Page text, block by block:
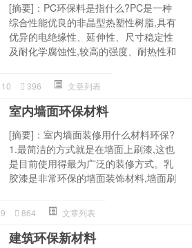
[摘要]：PC环保料是指什么?PC是一种
综合性能优良的非晶型热塑性树脂,具有
优异的电绝缘性、延伸性、尺寸稳定性
及耐化学腐蚀性,较高的强度、耐热性和
10 396 文章列表
室内墙面环保材料
[摘要]：室内墙面装修用什么材料环保?
1.最简洁的方式就是在墙面上刷漆,这也
是目前使用得最为广泛的装修方式。乳
胶漆是非常环保的墙面装饰材料,墙面刷
9 864 文章列表
建筑环保新材料